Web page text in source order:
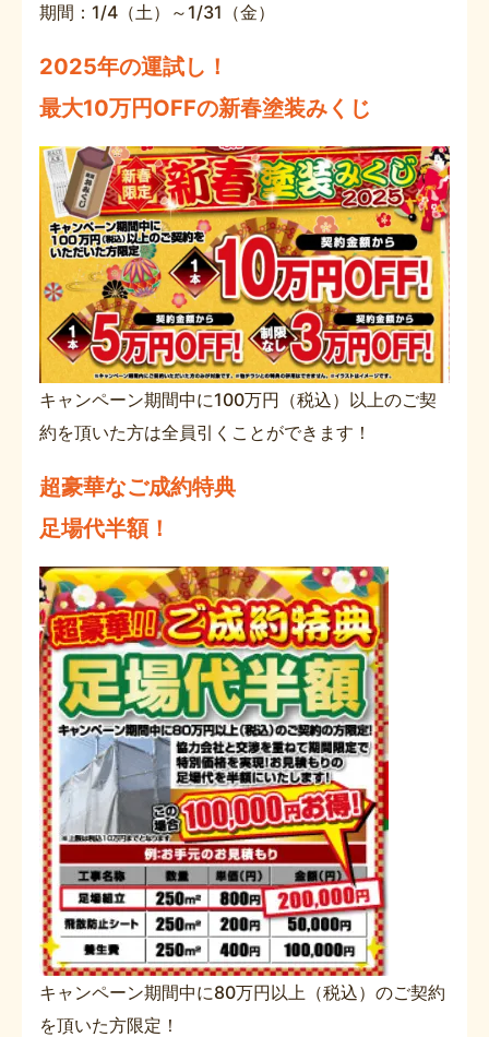
期間：1/4（土）～1/31（金）
2025年の運試し！
最大10万円OFFの新春塗装みくじ
キャンペーン期間中に100万円（税込）以上のご契
約を頂いた方は全員引くことができます！
超豪華なご成約特典
足場代半額！
キャンペーン期間中に80万円以上（税込）のご契約
を頂いた方限定！